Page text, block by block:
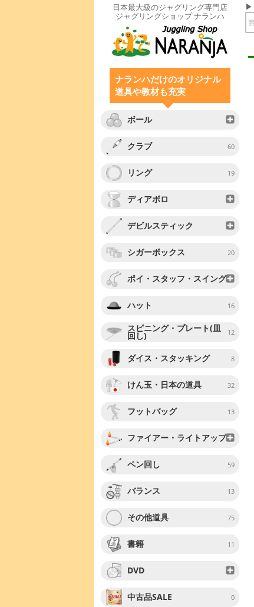
日本最大級のジャグリング専門店
ジャグリングショップ ナランハ
ナランハだけのオリジナル
道具や教材も充実
ボール
クラブ 60
リング 19
ディアボロ
デビルスティック
シガーボックス 20
ポイ・スタッフ・スイング
ハット 16
スピニング・プレート(皿
回し) 12
ダイス・スタッキング 8
けん玉・日本の道具 32
フットバッグ 13
ファイアー・ライトアップ
ペン回し 59
バランス 13
その他道具 75
書籍 11
DVD
中古品SALE 0